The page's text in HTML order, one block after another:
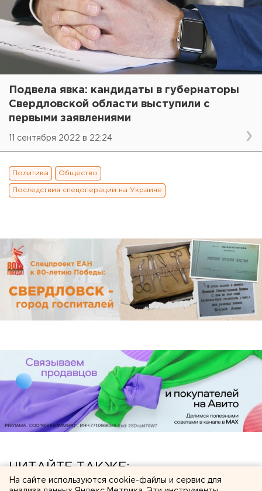
Подвела явка: кандидаты в губернаторы
Свердловской области выступили с
первыми заявлениями
11 сентября 2022 в 22:24
Политика Общество
Последствия спецоперации на Украине
ЧИТАЙТЕ ТАКЖЕ:
На сайте используются cookie-файлы и сервис для